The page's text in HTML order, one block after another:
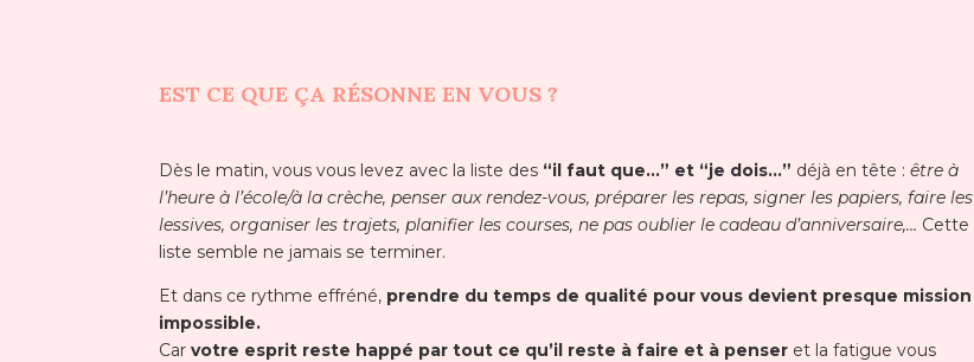
EST CE QUE ÇA RÉSONNE EN VOUS ?
Dès le matin, vous vous levez avec la liste des “il faut que…” et “je dois…” déjà en tête :être à
l’heure à l’école/à la crèche, penser aux rendez-vous, préparer les repas, signer les papiers, faire les
lessives, organiser les trajets, planifier les courses, ne pas oublier le cadeau d’anniversaire,… Cette
liste semble ne jamais se terminer.
Et dans ce rythme effréné, prendre du temps de qualité pour vous devient presque mission
impossible.
Carvotre esprit reste happé par tout ce qu’il reste à faire et à penser et la fatigue vous